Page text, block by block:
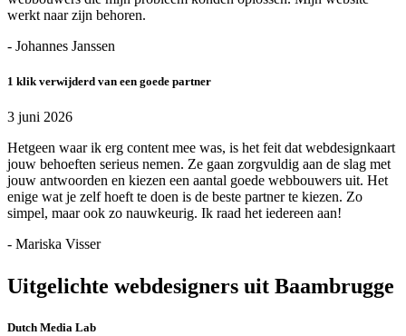
werkt naar zijn behoren.
- Johannes Janssen
1 klik verwijderd van een goede partner
3 juni 2026
Hetgeen waar ik erg content mee was, is het feit dat webdesignkaart
jouw behoeften serieus nemen. Ze gaan zorgvuldig aan de slag met
jouw antwoorden en kiezen een aantal goede webbouwers uit. Het
enige wat je zelf hoeft te doen is de beste partner te kiezen. Zo
simpel, maar ook zo nauwkeurig. Ik raad het iedereen aan!
- Mariska Visser
Uitgelichte webdesigners uit Baambrugge
Dutch Media Lab